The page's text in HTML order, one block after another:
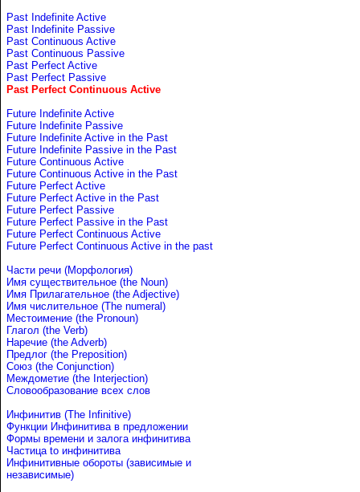
Past Indefinite Active
Past Indefinite Passive
Past Continuous Active
Past Continuous Passive
Past Perfect Active
Past Perfect Passive
Past Perfect Continuous Active
Future Indefinite Active
Future Indefinite Passive
Future Indefinite Active in the Past
Future Indefinite Passive in the Past
Future Continuous Active
Future Continuous Active in the Past
Future Perfect Active
Future Perfect Active in the Past
Future Perfect Passive
Future Perfect Passive in the Past
Future Perfect Continuous Active
Future Perfect Continuous Active in the past
Части речи (Морфология)
Имя существительное (the Noun)
Имя Прилагательное (the Adjective)
Имя числительное (The numeral)
Местоимение (the Pronoun)
Глагол (the Verb)
Наречие (the Adverb)
Предлог (the Preposition)
Союз (the Conjunction)
Междометие (the Interjection)
Словообразование всех слов
Инфинитив (The Infinitive)
Функции Инфинитива в предложении
Формы времени и залога инфинитива
Частица to инфинитива
Инфинитивные обороты (зависимые и
независимые)